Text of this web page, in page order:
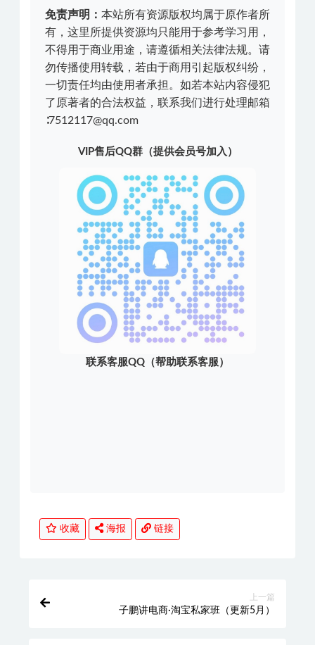
免责声明： 本站所有资源版权均属于原作者所
有，这里所提供资源均只能用于参考学习用，
不得用于商业用途，请遵循相关法律法规。请
勿传播使用转载，若由于商用引起版权纠纷，
一切责任均由使用者承担。如若本站内容侵犯
了原著者的合法权益，联系我们进行处理邮箱
∶7512117@qq.com
VIP售后QQ群（提供会员号加入）
联系客服QQ（帮助联系客服）
收藏 海报 链接
上一篇
子鹏讲电商·淘宝私家班（更新5月）